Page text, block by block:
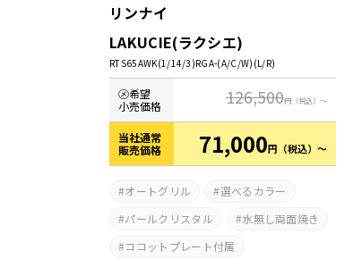
リンナイ
LAKUCIE(ラクシエ)
RTS65AWK(1/14/3)RGA-(A/C/W)(L/R)
㋱希望
小売価格
126,500円（税込）～
当社通常
販売価格
71,000円 （税込）～
オートグリル
選べるカラー
パールクリスタル
水無し両面焼き
ココットプレート付属